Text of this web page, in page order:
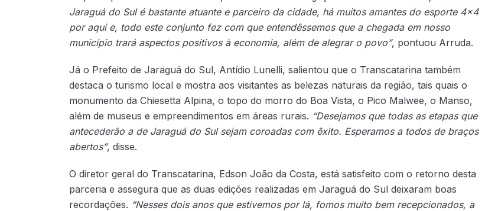
Jaraguá do Sul é bastante atuante e parceiro da cidade, há muitos amantes do esporte 4×4
por aqui e, todo este conjunto fez com que entendêssemos que a chegada em nosso
município trará aspectos positivos à economia, além de alegrar o povo”, pontuou Arruda.
Já o Prefeito de Jaraguá do Sul, Antídio Lunelli, salientou que o Transcatarina também
destaca o turismo local e mostra aos visitantes as belezas naturais da região, tais quais o
monumento da Chiesetta Alpina, o topo do morro do Boa Vista, o Pico Malwee, o Manso,
além de museus e empreendimentos em áreas rurais. “Desejamos que todas as etapas que
antecederão a de Jaraguá do Sul sejam coroadas com êxito. Esperamos a todos de braços
abertos”, disse.
O diretor geral do Transcatarina, Edson João da Costa, está satisfeito com o retorno desta
parceria e assegura que as duas edições realizadas em Jaraguá do Sul deixaram boas
recordações. “Nesses dois anos que estivemos por lá, fomos muito bem recepcionados, a